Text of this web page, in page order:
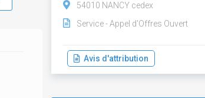
54010 NANCY cedex
Service - Appel d'Offres Ouvert
Avis d'attribution